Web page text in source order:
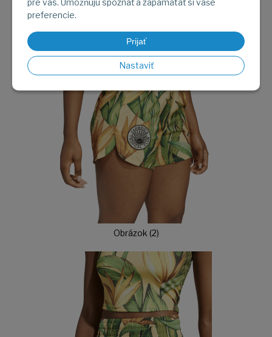
pre vás. Umožňujú spoznať a zapamätať si vaše
preferencie.
Prijať
Nastaviť
Obrázok (1)
Obrázok (2)